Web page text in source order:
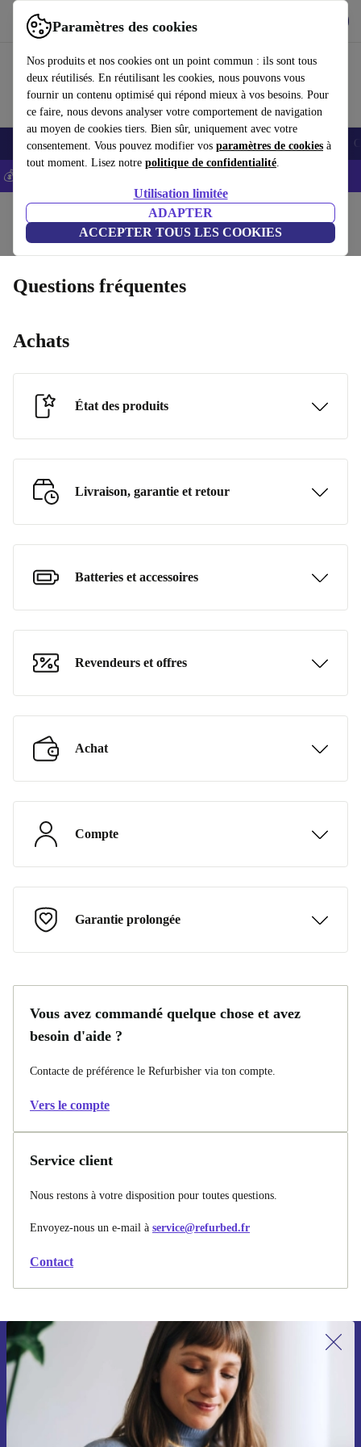
Paramètres des cookies
Nos produits et nos cookies ont un point commun : ils sont tous
deux réutilisés. En réutilisant les cookies, nous pouvons vous
fournir un contenu optimisé qui répond mieux à vos besoins. Pour
ce faire, nous devons analyser votre comportement de navigation
au moyen de cookies tiers. Bien sûr, uniquement avec votre
consentement. Vous pouvez modifier vos paramètres de cookies à
tout moment. Lisez notre politique de confidentialité.
Utilisation limitée
ADAPTER
ACCEPTER TOUS LES COOKIES
Utilisez refurbed rapidement et facilement
Smartphones Laptops Tablettes Montres connectées Accessoires
💰-5% EXTRA sur les iPhones – Code: IPHONEDEAL -
Retours État des produits Conditions de garantie Voici comment cela fonctionne
Questions fréquentes
Achats
État des produits
Livraison, garantie et retour
Batteries et accessoires
Revendeurs et offres
Achat
Compte
Garantie prolongée
Vous avez commandé quelque chose et avez
besoin d'aide ?
Contacte de préférence le Refurbisher via ton compte.
Vers le compte
Service client
Nous restons à votre disposition pour toutes questions.
Envoyez-nous un e-mail à service@refurbed.fr
Contact
Recevoir offres et infos de refurbed
par mail
Ne manquez plus aucune offre.